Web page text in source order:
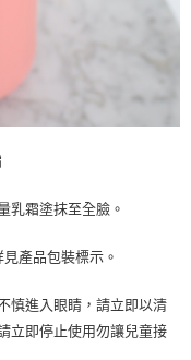
乳霜塗抹至全臉。
產品包裝標示。
慎進入眼睛，請立即以清
立即停止使用勿讓兒童接